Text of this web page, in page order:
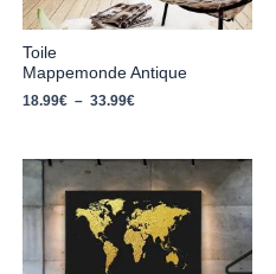
Toile
Mappemonde Antique
18.99€ – 33.99€
Plage
de
prix :
21.99€
à
41.99€